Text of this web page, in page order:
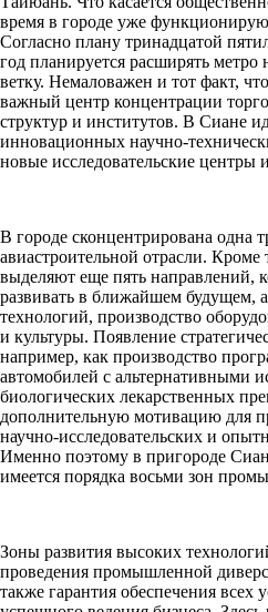
время в городе уже
Согласно плану тринадцатой
год планируется расширять
ветку. Немаловажен и тот факт,
важный центр концентрации
структур и институтов. В Сиане
инновационных научно-
новые исследовательские центры
В городе сконцентрирована одна
авиастроительной отрасли.
выделяют еще пять направлений,
развивать в ближайшем будущем,
технологий, производство
и культуры. Появление
например, как производство
автомобилей с альтернативными
биологических лекарственных
дополнительную мотивацию для
научно-исследовательских и
Именно поэтому в пригороде
имеется порядка восьми зон
Зоны развития высоких
проведения промышленной
также гарантия обеспечения всех